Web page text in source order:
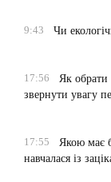
9:43
Чи
17:56
Як обрати
звернути увагу
17:55
Якою має
навчалася із